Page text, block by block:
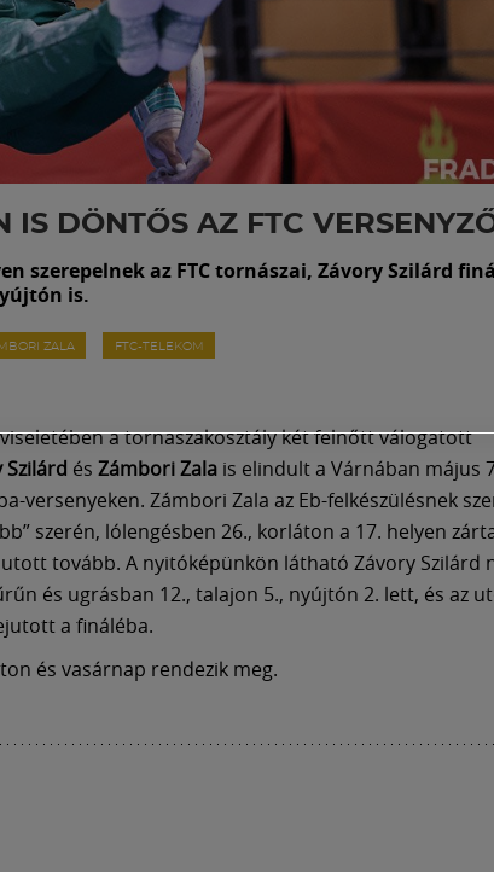
IS DÖNTŐS AZ FTC
szerepelnek az FTC tornászai, Závory Szilárd
is.
ZALA FTC-TELEKOM
a tornaszakosztály két felnőtt válogatott
Szilárd és Zámbori Zalais elindult a Várnában május
versenyeken. Zámbori Zala az Eb-felkészülésnek
szerén, lólengésben 26., korláton a 17. helyen
tovább. A nyitóképünkön látható Závory Szilárd
és ugrásban 12., talajon 5., nyújtón 2. lett, és az
a fináléba.
és vasárnap rendezik meg.